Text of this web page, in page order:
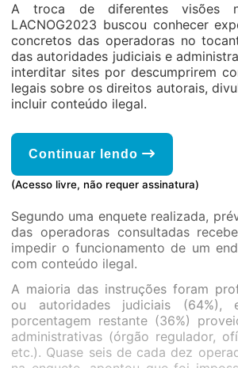
A troca de diferentes visões
LACNOG2023 buscou conhecer
concretos das operadoras no
das autoridades judiciais e
interditar sites por descumprirem
legais sobre os direitos autorais,
incluir conteúdo ilegal.
Continuar lendo
(Acesso livre, não requer assinatura)
Segundo uma enquete realizada,
das operadoras consultadas
impedir o funcionamento de um
com conteúdo ilegal.
A maioria das instruções foram
ou autoridades judiciais (64%),
porcentagem restante (36%)
administrativas (órgão regulador,
etc.). Quase seis de cada dez